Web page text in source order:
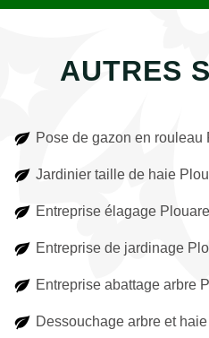
AUTRES
Pose de gazon en rouleau
Jardinier taille de haie
Entreprise élagage
Entreprise de jardinage
Entreprise abattage arbre
Dessouchage arbre et